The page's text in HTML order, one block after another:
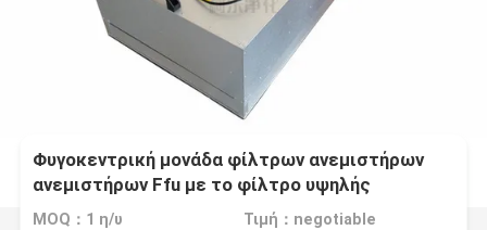
Φυγοκεντρική μονάδα φίλτρων ανεμιστήρων
ανεμιστήρων Ffu με το φίλτρο υψηλής
αποδοτικότητας H13 Hepa
MOQ：1 η/υ Τιμή：negotiable